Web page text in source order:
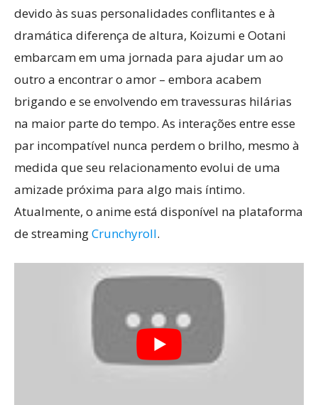
devido às suas personalidades conflitantes e à
dramática diferença de altura, Koizumi e Ootani
embarcam em uma jornada para ajudar um ao
outro a encontrar o amor – embora acabem
brigando e se envolvendo em travessuras hilárias
na maior parte do tempo. As interações entre esse
par incompatível nunca perdem o brilho, mesmo à
medida que seu relacionamento evolui de uma
amizade próxima para algo mais íntimo.
Atualmente, o anime está disponível na plataforma
de streamingCrunchyroll.